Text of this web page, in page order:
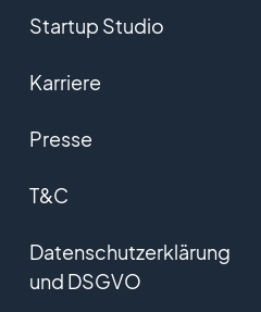
Startup Studio
Karriere
Presse
T&C
Datenschutzerklärung
und DSGVO